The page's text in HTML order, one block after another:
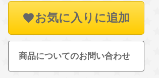
お気に入りに追加
商品についてのお問い合わせ